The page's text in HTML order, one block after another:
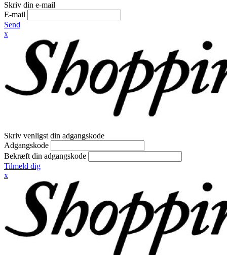
Skriv din e-mail
E-mail
Send
x
Skriv venligst din adgangskode
Adgangskode
Bekræft din adgangskode
Tilmeld dig
x